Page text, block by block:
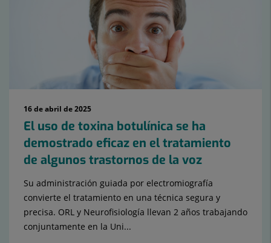
16 de abril de 2025
El uso de toxina botulínica se ha
demostrado eficaz en el tratamiento
de algunos trastornos de la voz
Su administración guiada por electromiografía
convierte el tratamiento en una técnica segura y
precisa. ORL y Neurofisiología llevan 2 años trabajando
conjuntamente en la Uni...